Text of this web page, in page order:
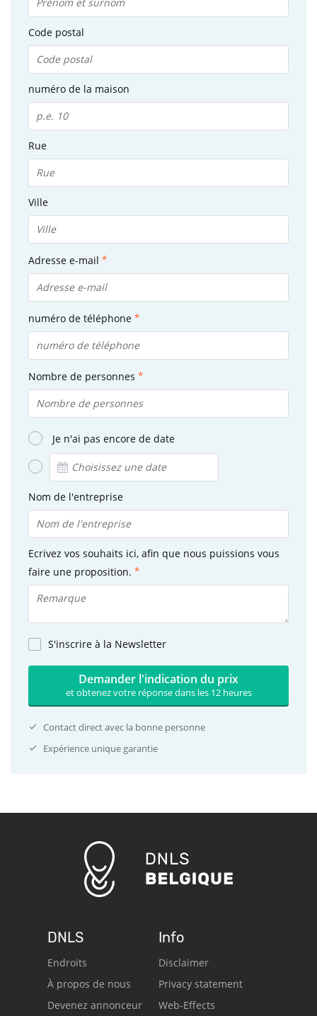
Code postal
numéro de la maison
Rue
Ville
Adresse e-mail
numéro de téléphone
Nombre de personnes
Je n'ai pas encore de date
Nom de l'entreprise
Ecrivez vos souhaits ici, afin que nous puissions vous
faire une proposition.
S'inscrire à la Newsletter
Demander l'indication du prix
et obtenez votre réponse dans les 12 heures
Contact direct avec la bonne personne
Expérience unique garantie
DNLS
Endroits
À propos de nous
Devenez annonceur
Info
Disclaimer
Privacy statement
Web-Effects